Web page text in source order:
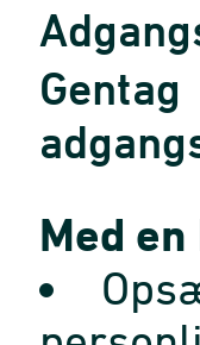
Gentag
Med